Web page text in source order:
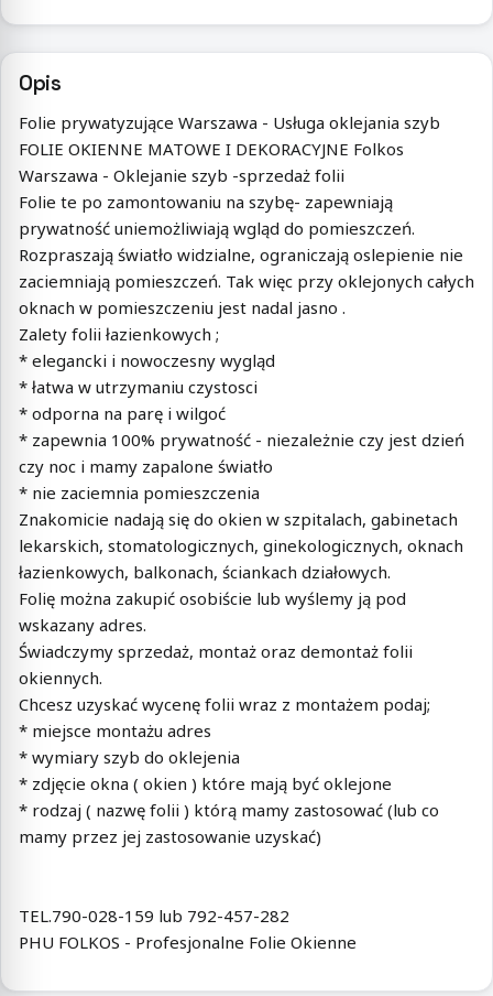
Opis
Folie prywatyzujące Warszawa - Usługa oklejania szyb
FOLIE OKIENNE MATOWE I DEKORACYJNE Folkos
Warszawa - Oklejanie szyb -sprzedaż folii
Folie te po zamontowaniu na szybę- zapewniają
prywatność uniemożliwiają wgląd do pomieszczeń.
Rozpraszają światło widzialne, ograniczają oslepienie nie
zaciemniają pomieszczeń. Tak więc przy oklejonych całych
oknach w pomieszczeniu jest nadal jasno .
Zalety folii łazienkowych ;
* elegancki i nowoczesny wygląd
* łatwa w utrzymaniu czystosci
* odporna na parę i wilgoć
* zapewnia 100% prywatność - niezależnie czy jest dzień
czy noc i mamy zapalone światło
* nie zaciemnia pomieszczenia
Znakomicie nadają się do okien w szpitalach, gabinetach
lekarskich, stomatologicznych, ginekologicznych, oknach
łazienkowych, balkonach, ściankach działowych.
Folię można zakupić osobiście lub wyślemy ją pod
wskazany adres.
Świadczymy sprzedaż, montaż oraz demontaż folii
okiennych.
Chcesz uzyskać wycenę folii wraz z montażem podaj;
* miejsce montażu adres
* wymiary szyb do oklejenia
* zdjęcie okna ( okien ) które mają być oklejone
* rodzaj ( nazwę folii ) którą mamy zastosować (lub co
mamy przez jej zastosowanie uzyskać)
TEL.790-028-159 lub 792-457-282
PHU FOLKOS - Profesjonalne Folie Okienne